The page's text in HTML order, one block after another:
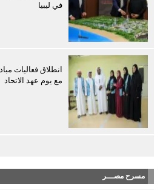
في ليبيا
انطلاق فعاليات
مع يوم عهد الاتحاد
مسرح مصـــر